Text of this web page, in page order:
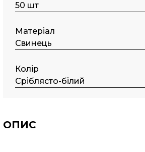
50 шт
Матеріал
Свинець
Колір
Сріблясто-білий
ОПИС